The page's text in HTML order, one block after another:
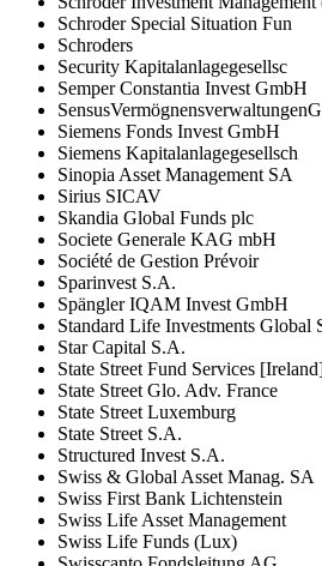
Schroder Special Situation Fun
Schroders
Security Kapitalanlagegesellsc
Semper Constantia Invest GmbH
Siemens Fonds Invest GmbH
Siemens Kapitalanlagegesellsch
Sinopia Asset Management SA
Sirius SICAV
Skandia Global Funds plc
Societe Generale KAG mbH
Société de Gestion Prévoir
Sparinvest S.A.
Spängler IQAM Invest GmbH
Standard Life Investments Global
Star Capital S.A.
State Street Fund Services
State Street Glo. Adv. France
State Street Luxemburg
State Street S.A.
Structured Invest S.A.
Swiss & Global Asset Manag. SA
Swiss First Bank Lichtenstein
Swiss Life Asset Management
Swiss Life Funds (Lux)